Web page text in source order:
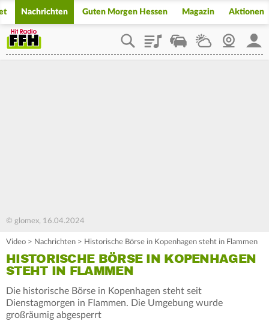
Nachrichten Guten Morgen Hessen Magazin Aktionen
PlaylistStaupilotWetterWebcam
© glomex, 16.04.2024
Video > Nachrichten > Historische Börse in Kopenhagen steht in Flammen
HISTORISCHE BÖRSE IN KOPENHAGEN
STEHT IN FLAMMEN
Die historische Börse in Kopenhagen steht seit
Dienstagmorgen in Flammen. Die Umgebung wurde
großräumig abgesperrt